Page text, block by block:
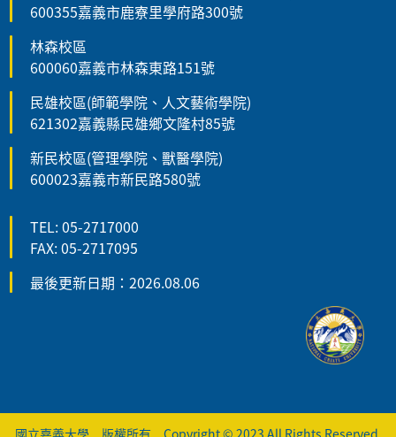
600355嘉義市鹿寮里學府路300號
林森校區
600060嘉義市林森東路151號
民雄校區(師範學院、人文藝術學院)
621302嘉義縣民雄鄉文隆村85號
新民校區(管理學院、獸醫學院)
600023嘉義市新民路580號
TEL: 05-2717000
FAX: 05-2717095
最後更新日期：2026.08.06
國立嘉義大學 版權所有 Copyright © 2023 All Rights Reserved.